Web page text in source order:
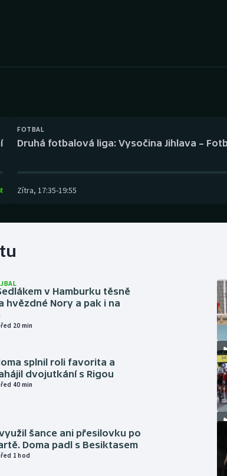
Gymnastika Plážový volejbal
FOTBAL
Druhá fotbalová liga: Vysočina Jihlava –
Zítra, 17:35-19:55
v Hamburku těsně
hvězdné Nory a pak i na
20 min
splnil roli favorita a
dvojutkání s Rigou
40 min
šance ani přesilovku po
Doma padl s Besiktasem
1 hod